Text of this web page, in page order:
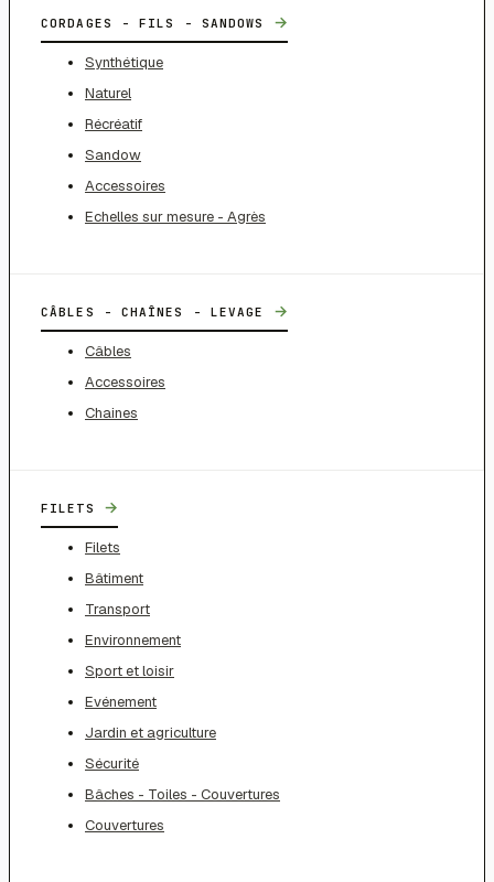
CORDAGES - FILS - SANDOWS →
Synthétique
Naturel
Récréatif
Sandow
Accessoires
Echelles sur mesure - Agrès
CÂBLES - CHAÎNES - LEVAGE →
Câbles
Accessoires
Chaines
FILETS →
Filets
Bâtiment
Transport
Environnement
Sport et loisir
Evénement
Jardin et agriculture
Sécurité
Bâches - Toiles - Couvertures
Couvertures